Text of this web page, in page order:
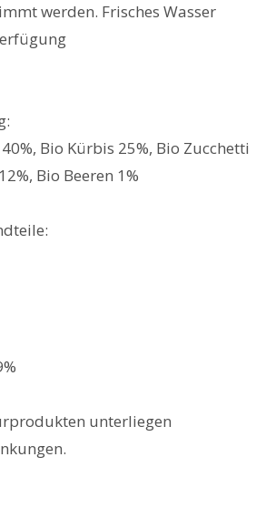
werden. Frisches Wasser
Bio Kürbis 25%, Bio Zucchetti
Bio Beeren 1%
unterliegen